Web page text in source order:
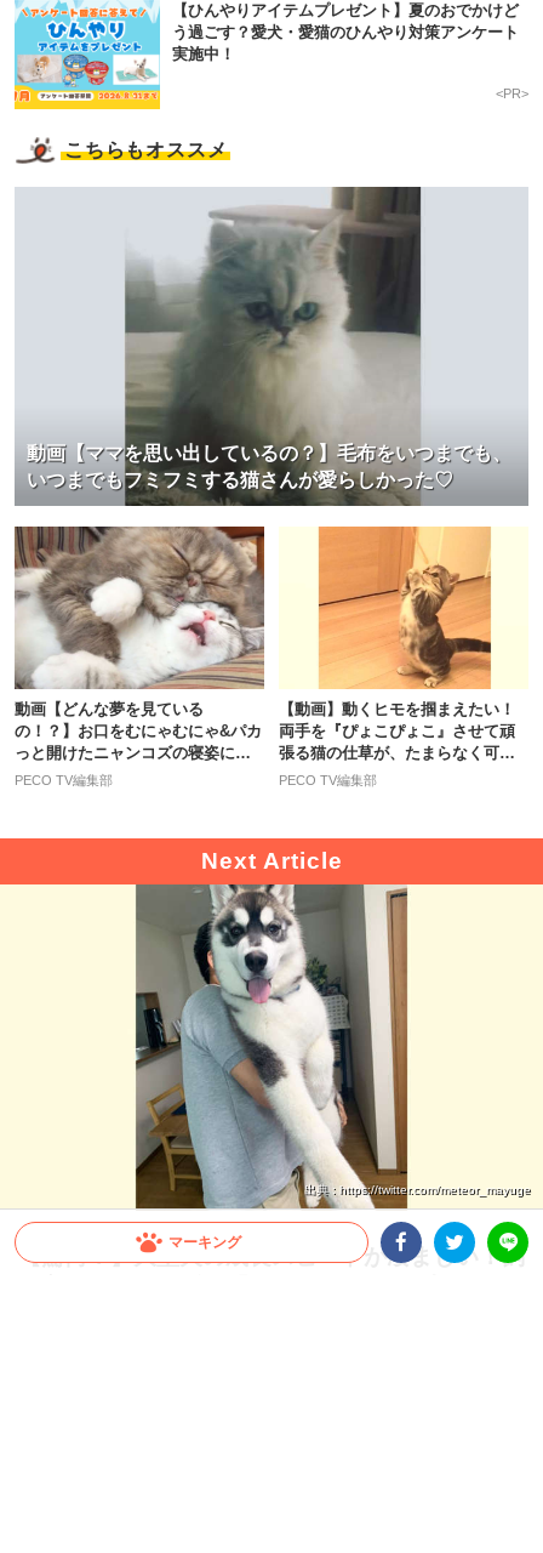
マーキング
【ひんやりアイテムプレゼント】夏のおでかけど
う過ごす？愛犬・愛猫のひんやり対策アンケート
実施中！
<PR>
こちらもオススメ
動画【ママを思い出しているの？】毛布をいつまでも、
いつまでもフミフミする猫さんが愛らしかった♡
動画【どんな夢を見ている
の！？】お口をむにゃむにゃ&パカ
っと開けたニャンコズの寝姿に…
くすっ♪
PECO TV編集部
【動画】動くヒモを掴まえたい！
両手を『ぴょこぴょこ』させて頑
張る猫の仕草が、たまらなく可愛
い♡
PECO TV編集部
出典 : https://twitter.com/meteor_mayuge
【驚愕！】大型犬の成長スピードが凄まじい！飼